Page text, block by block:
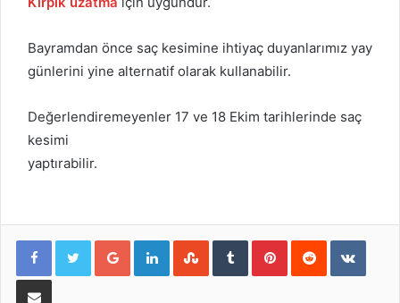
Bayramdan önce saç kesimine ihtiyaç duyanlarımız yay
günlerini yine alternatif olarak kullanabilir.
Değerlendiremeyenler 17 ve 18 Ekim tarihlerinde saç
kesimi
yaptırabilir.
Google+LinkedInStumbleUpon
TumblrPinterestReddit
E-Posta ile paylaş